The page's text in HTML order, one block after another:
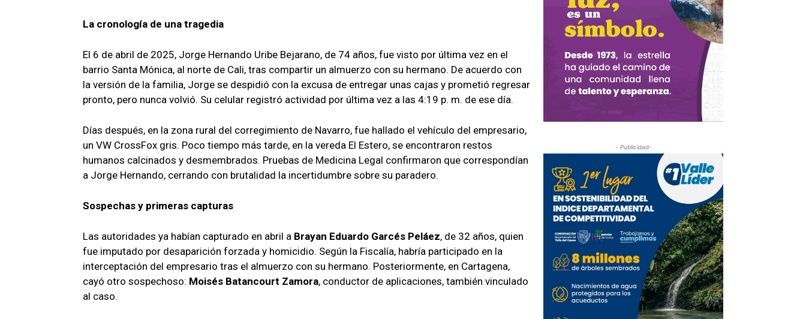
La cronología de una tragedia
El 6 de abril de 2025, Jorge Hernando Uribe Bejarano, de 74 años, fue visto por última vez en el
barrio Santa Mónica, al norte de Cali, tras compartir un almuerzo con su hermano. De acuerdo con
la versión de la familia, Jorge se despidió con la excusa de entregar unas cajas y prometió regresar
pronto, pero nunca volvió. Su celular registró actividad por última vez a las 4:19 p. m. de ese día.
Días después, en la zona rural del corregimiento de Navarro, fue hallado el vehículo del empresario,
un VW CrossFox gris. Poco tiempo más tarde, en la vereda El Estero, se encontraron restos
humanos calcinados y desmembrados. Pruebas de Medicina Legal confirmaron que correspondían
a Jorge Hernando, cerrando con brutalidad la incertidumbre sobre su paradero.
Sospechas y primeras capturas
Las autoridades ya habían capturado en abril a Brayan Eduardo Garcés Peláez, de 32 años, quien
fue imputado por desaparición forzada y homicidio. Según la Fiscalía, habría participado en la
interceptación del empresario tras el almuerzo con su hermano. Posteriormente, en Cartagena,
cayó otro sospechoso: Moisés Batancourt Zamora, conductor de aplicaciones, también vinculado
al caso.
- Publicidad-